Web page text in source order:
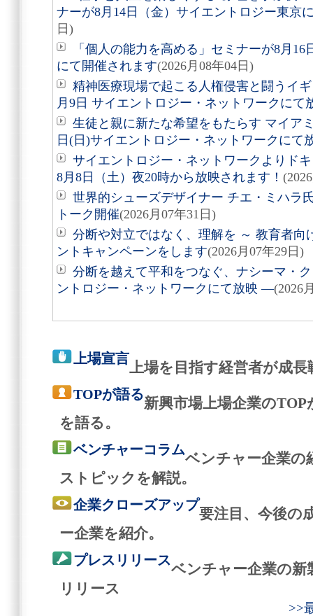
ナーが8月14日（金）サイエントロジー東京
日)
「個人の能力を高める」セミナーが8月
にて開催されます(2026月08年04日)
精神医療現場で起こる人権侵害と闘うイ
月9日 サイエントロジー・ネットワークにて
生徒と親に新たな希望をもたらす マイア
日(日)サイエントロジー・ネットワークにて
サイエントロジー・ネットワークよりド
8月8日（土）夜20時から放映されます！
世界的シューズデザイナー チエ・ミハラ
トーク開催(2026月07年31日)
分断や対立ではなく、理解を ～ 教育者向
ントキャンペーンをします(2026月07年29日)
分断を越えて平和をつなぐ、ナシーマ・
ントロジー・ネットワークにて放映 ―(2026
上場宣言
上場を目指す経営者が成
TOPが語る
新興市場上場企業の
を語る。
ベンチャーコラム
ベンチャー企業の
ストピックを解説。
企業クローズアップ
要注目、今後の
ー企業を紹介。
プレスリリース
ベンチャー企業の新
リリース
>>